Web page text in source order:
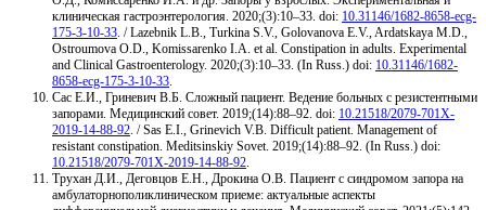
клиническая гастроэнтерология. 2020;(3):10–33. doi: 10.31146/1682-8658-ecg-
175-3-10-33 . / Lazebnik L.B., Turkina S.V., Golovanova E.V., Ardatskaya M.D.,
Ostroumova O.D., Komissarenko I.A. et al. Constipation in adults. Experimental
and Clinical Gastroenterology. 2020;(3):10–33. (In Russ.) doi: 10.31146/1682-
8658-ecg-175-3-10-33
Сас Е.И., Гриневич В.Б. Сложный пациент. Ведение больных с резистентными
запорами. Медицинский совет. 2019;(14):88–92. doi: 10.21518/2079-701X-
2019-14-88-92 . / Sas E.I., Grinevich V.В. Difficult patient. Management of
resistant constipation. Meditsinskiy Sovet. 2019;(14):88–92. (In Russ.) doi:
10.21518/2079-701X-2019-14-88-92
Трухан Д.И., Деговцов Е.Н., Дрокина О.В. Пациент с синдромом запора на
амбулаторнополиклиническом приеме: актуальные аспекты